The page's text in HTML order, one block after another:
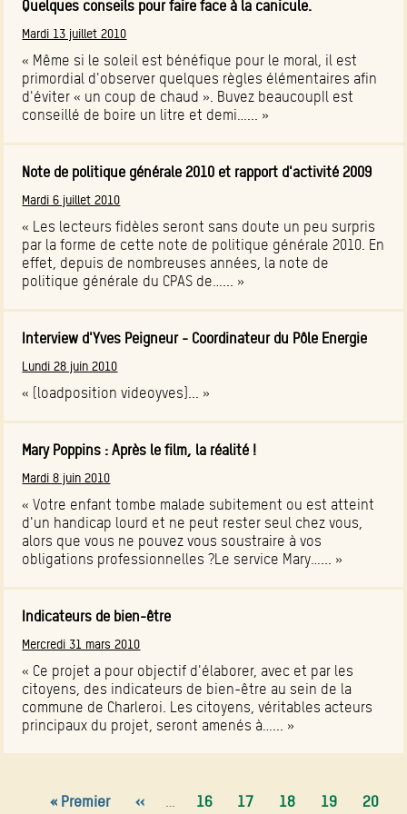
Quelques conseils pour faire face à la canicule.
Mardi 13 juillet 2010
« Même si le soleil est bénéfique pour le moral, il est
primordial d'observer quelques règles élémentaires afin
d'éviter « un coup de chaud ». Buvez beaucoupIl est
conseillé de boire un litre et demi…... »
Note de politique générale 2010 et rapport d'activité 2009
Mardi 6 juillet 2010
« Les lecteurs fidèles seront sans doute un peu surpris
par la forme de cette note de politique générale 2010. En
effet, depuis de nombreuses années, la note de
politique générale du CPAS de…... »
Interview d'Yves Peigneur - Coordinateur du Pôle Energie
Lundi 28 juin 2010
« {loadposition videoyves}... »
Mary Poppins : Après le film, la réalité !
Mardi 8 juin 2010
« Votre enfant tombe malade subitement ou est atteint
d'un handicap lourd et ne peut rester seul chez vous,
alors que vous ne pouvez vous soustraire à vos
obligations professionnelles ?Le service Mary…... »
Indicateurs de bien-être
Mercredi 31 mars 2010
« Ce projet a pour objectif d'élaborer, avec et par les
citoyens, des indicateurs de bien-être au sein de la
commune de Charleroi. Les citoyens, véritables acteurs
principaux du projet, seront amenés à…... »
PaginationPremière
« Premier Page
‹‹ … Page
16 Page
17 Page
18 Page
19 Page
20